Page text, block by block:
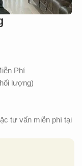
Phí
lượng)
tư vấn miễn phí tại